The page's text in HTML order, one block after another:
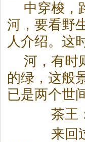
中穿梭，
河，要看野
人介绍。这
河，有时
的绿，这般
已是两个世
茶王：
来回过